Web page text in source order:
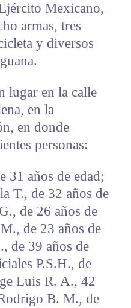
Mexicano,
armas, tres
y diversos
lugar en la calle
en la
en donde
personas:
años de edad;
T., de 32 años de
de 26 años de
de 23 años de
de 39 años de
P.S.H., de
Luis R. A., 42
B. M., de